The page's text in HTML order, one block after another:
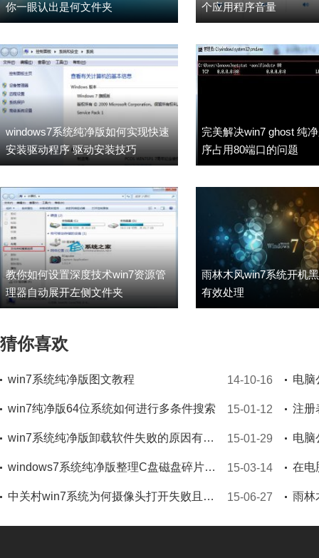
你一眼认出是何文件夹
个应用程序音量
windows7系统纯净版如何实现快速
安装驱动程序 驱动安装技巧
完美解决win7 ghost 纯
序占用80端口的问题
教你如何设置深度技术win7资源管
理器自动展开左侧文件夹
雨林木风win7系统开机
有效处理
猜你喜欢
win7系统纯净版图文教程 14-10-16
win7纯净版64位系统如何进行多条件搜索 15-01-12
win7系统纯净版卸载软件失败的原因有哪些 15-01-29
windows7系统纯净版整理C盘磁盘碎片进度一直为0%怎么回事 15-03-14
中关村win7系统为何摄像头打开失败且提示信息错误(代码19) 15-06-27
注册